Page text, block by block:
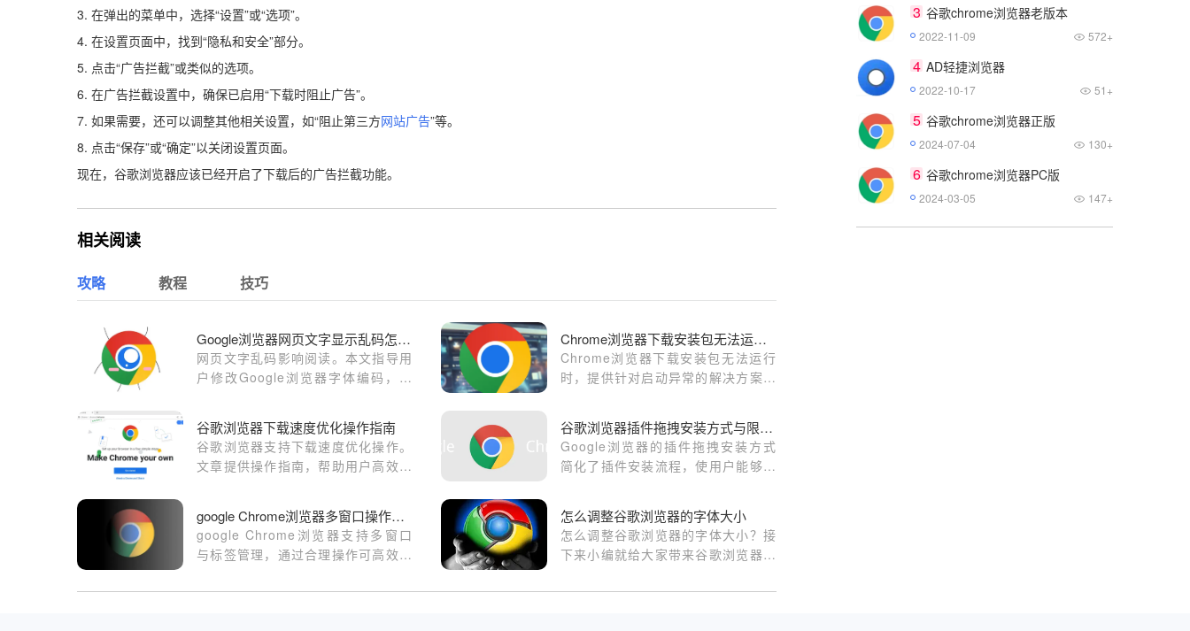
3. 在弹出的菜单中，选择“设置”或“选项”。
4. 在设置页面中，找到“隐私和安全”部分。
5. 点击“广告拦截”或类似的选项。
6. 在广告拦截设置中，确保已启用“下载时阻止广告”。
7. 如果需要，还可以调整其他相关设置，如“阻止第三方网站广告”等。
8. 点击“保存”或“确定”以关闭设置页面。
现在，谷歌浏览器应该已经开启了下载后的广告拦截功能。
相关阅读
攻略 教程 技巧
Google浏览器网页文字显示乱码怎么改字体编码
网页文字乱码影响阅读。本文指导用
户修改Google浏览器字体编码，解
Chrome浏览器下载安装包无法运行怎么办
Chrome浏览器下载安装包无法运行
时，提供针对启动异常的解决方案，
谷歌浏览器下载速度优化操作指南
谷歌浏览器支持下载速度优化操作。
文章提供操作指南，帮助用户高效获
谷歌浏览器插件拖拽安装方式与限制说明
Google浏览器的插件拖拽安装方式
简化了插件安装流程，使用户能够更
google Chrome浏览器多窗口操作及标签管理教程
google Chrome浏览器支持多窗口
与标签管理，通过合理操作可高效切
怎么调整谷歌浏览器的字体大小
怎么调整谷歌浏览器的字体大小？接
下来小编就给大家带来谷歌浏览器调
来看看了解一下吧。
3 谷歌chrome浏览器老版本
2022-11-09 572+
4 AD轻捷浏览器
2022-10-17 51+
5 谷歌chrome浏览器正版
2024-07-04 130+
6 谷歌chrome浏览器PC版
2024-03-05 147+